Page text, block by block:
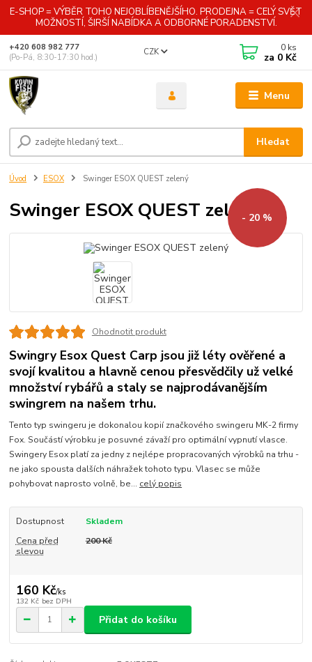
E-SHOP = VÝBĚR TOHO NEJOBLÍBENĚJŠÍHO. PRODEJNA = CELÝ SVĚT
MOŽNOSTÍ, ŠIRŠÍ NABÍDKA A ODBORNÉ PORADENSTVÍ.
Menu
CZK
Hledat
+420 608 982 777
(Po-Pá, 8:30-17:30 hod.)
0 ks
za 0 Kč
Úvod ESOX Swinger ESOX QUEST zelený
Swinger ESOX QUEST zelený
- 20 %
Ohodnotit produkt
Swingry Esox Quest Carp jsou již léty ověřené a
svojí kvalitou a hlavně cenou přesvědčily už velké
množství rybářů a staly se najprodávanějším
swingrem na našem trhu.
Tento typ swingeru je dokonalou kopií značkového swingeru MK-2 firmy
Fox. Součástí výrobku je posuvné závaží pro optimální vypnutí vlasce.
Swingery Esox platí za jedny z nejlépe propracovaných výrobků na trhu -
ne jako spousta dalších náhražek tohoto typu. Vlasec se může
pohybovat naprosto volně, be... celý popis
Dostupnost
Skladem
Cena před
slevou
200 Kč
160 Kč/ks
132 Kč bez DPH
Přidat do košíku